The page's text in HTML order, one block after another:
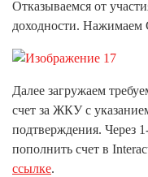
Отказываемся от
доходности.
Далее загружаем
счет за ЖКУ с
подтверждения. Через
пополнить счет в
ссылке.